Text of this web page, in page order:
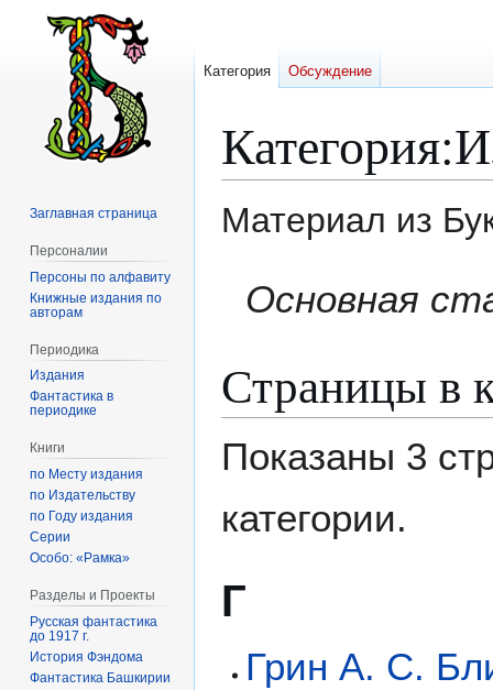
Категория:
Материал из
Основная
Страницы в
Показаны 3
категории.
Г
Грин А. С.
Категория Обсуждение
Заглавная страница
Персоналии
Персоны по алфавиту
Книжные издания по
авторам
Периодика
Издания
Фантастика в
периодике
Книги
по Месту издания
по Издательству
по Году издания
Серии
Особо: «Рамка»
Разделы и Проекты
Русская фантастика
до 1917 г.
История Фэндома
Фантастика Башкирии